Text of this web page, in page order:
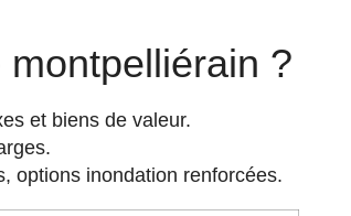
?
et biens de valeur.
options inondation renforcées.